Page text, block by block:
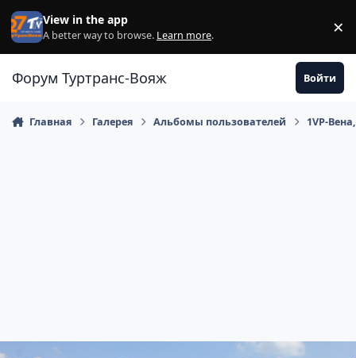
Перейти к содержанию
View in the app
A better way to browse. Learn more. ×
Форум Туртранс-Вояж Войти
Главная Галерея Альбомы пользователей 1VP-